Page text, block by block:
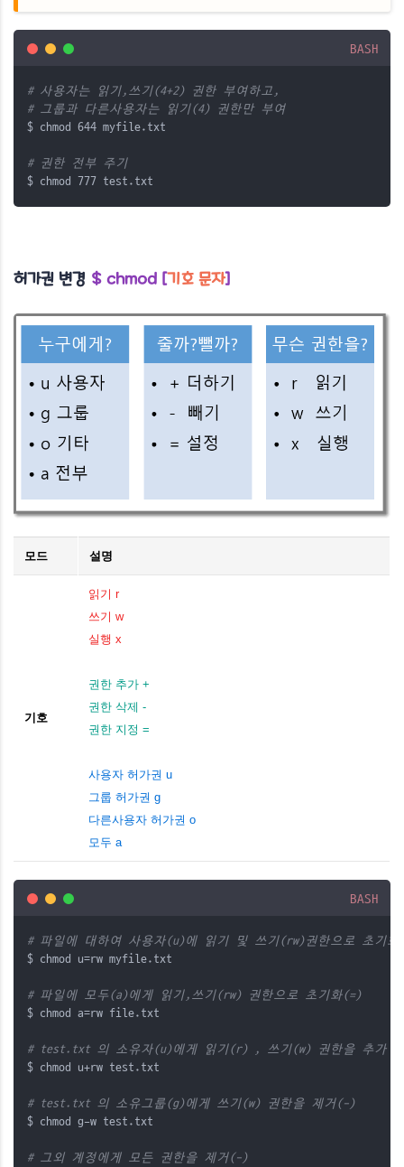
BASH
# 사용자는 읽기,쓰기(4+2) 권한 부여하고,
# 그룹과 다른사용자는 읽기(4) 권한만 부여
$ chmod 644 myfile.txt
# 권한 전부 주기
$ chmod 777 test.txt
허가권 변경 $ chmod [기호 문자]
모드 설명
기호
읽기 r
쓰기 w
실행 x
권한 추가 +
권한 삭제 -
권한 지정 =
사용자 허가권 u
그룹 허가권 g
다른사용자 허가권 o
모두 a
BASH
# 파일에 대하여 사용자(u)에 읽기 및 쓰기(rw)권한으로 초기화
$ chmod u=rw myfile.txt
# 파일에 모두(a)에게 읽기,쓰기(rw) 권한으로 초기화(=)
$ chmod a=rw file.txt
# test.txt 의 소유자(u)에게 읽기(r) , 쓰기(w) 권한을 추가
$ chmod u+rw test.txt
# test.txt 의 소유그룹(g)에게 쓰기(w) 권한을 제거(-)
$ chmod g-w test.txt
# 그외 계정에게 모든 권한을 제거(-)